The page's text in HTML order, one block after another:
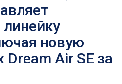
новую
Air SE за